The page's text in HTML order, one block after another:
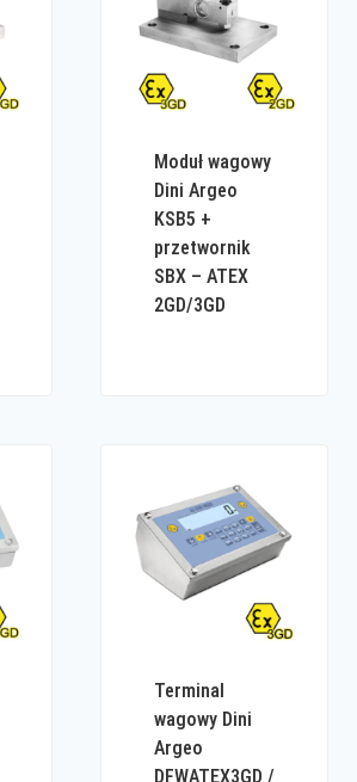
Moduł wagowy
Dini Argeo
KSB5 +
przetwornik
SBX – ATEX
2GD/3GD
Terminal
wagowy Dini
Argeo
DFWATEX3GD /